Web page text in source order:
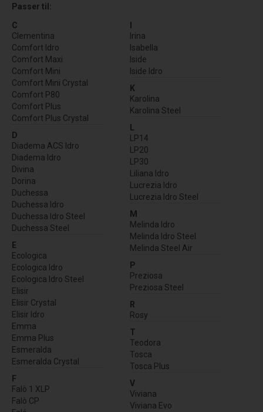
Passer til:
C
Clementina
Comfort Idro
Comfort Maxi
Comfort Mini
Comfort Mini Crystal
Comfort P80
Comfort Plus
Comfort Plus Crystal
D
Diadema ACS Idro
Diadema Idro
Divina
Dorina
Duchessa
Duchessa Idro
Duchessa Idro Steel
Duchessa Steel
E
Ecologica
Ecologica Idro
Ecologica Idro Steel
Elisir
Elisir Crystal
Elisir Idro
Emma
Emma Plus
Esmeralda
Esmeralda Crystal
F
Falò 1 XLP
Falò CP
I
Irina
Isabella
Iside
Iside Idro
K
Karolina
Karolina Steel
L
LP14
LP20
LP30
Liliana Idro
Lucrezia Idro
Lucrezia Idro Steel
M
Melinda Idro
Melinda Idro Steel
Melinda Steel Air
P
Preziosa
Preziosa Steel
R
Rosy
T
Teodora
Tosca
Tosca Plus
V
Viviana
Viviana Evo